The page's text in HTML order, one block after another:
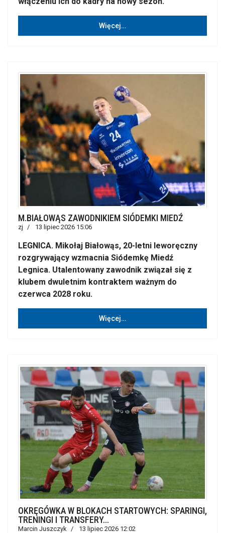
Więcej…
M.BIAŁOWĄS ZAWODNIKIEM SIÓDEMKI MIEDŹ
zj 13 lipiec 2026 15:06
LEGNICA. Mikołaj Białowąs, 20-letni leworęczny
rozgrywający wzmacnia Siódemkę Miedź
Legnica. Utalentowany zawodnik związał się z
klubem dwuletnim kontraktem ważnym do
czerwca 2028 roku.
Więcej…
OKRĘGÓWKA W BLOKACH STARTOWYCH: SPARINGI,
TRENINGI I TRANSFERY...
Marcin Juszczyk 13 lipiec 2026 12:02